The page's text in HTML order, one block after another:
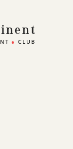
● CLUB